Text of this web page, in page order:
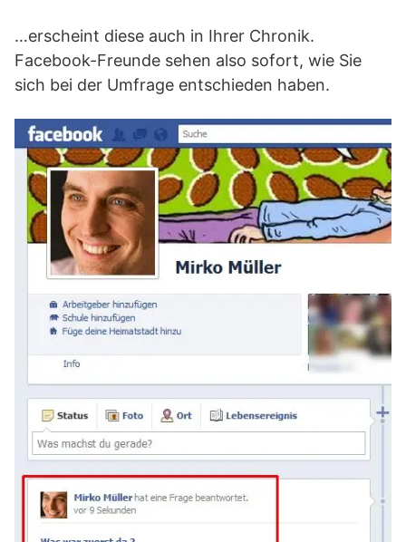
…erscheint diese auch in Ihrer Chronik.
Facebook-Freunde sehen also sofort, wie Sie
sich bei der Umfrage entschieden haben.